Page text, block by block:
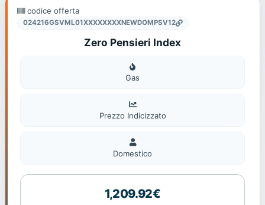
codice offerta
024216GSVML01XXXXXXXXNEWDOMPSV12
Zero Pensieri Index
Gas
Gas
Prezzo Indicizzato
Domestico
Domestico
1,209.92€